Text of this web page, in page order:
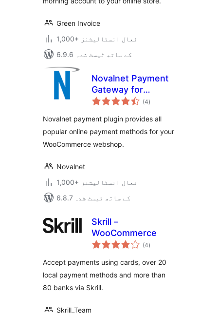
Green Invoice
1,000+ فعال انسٹالیشنز
6.9.6 کے ساتھ ٹیسٹ شدہ
Novalnet Payment
Gateway for
WooCommerce
(4مجموعی
درجہ
)
Novalnet payment plugin provides all
popular online payment methods for your
WooCommerce webshop.
Novalnet
1,000+ فعال انسٹالیشنز
6.8.7 کے ساتھ ٹیسٹ شدہ
Skrill –
WooCommerce
(4مجموعی
درجہ
)
Accept payments using cards, over 20
local payment methods and more than
80 banks via Skrill.
Skrill_Team